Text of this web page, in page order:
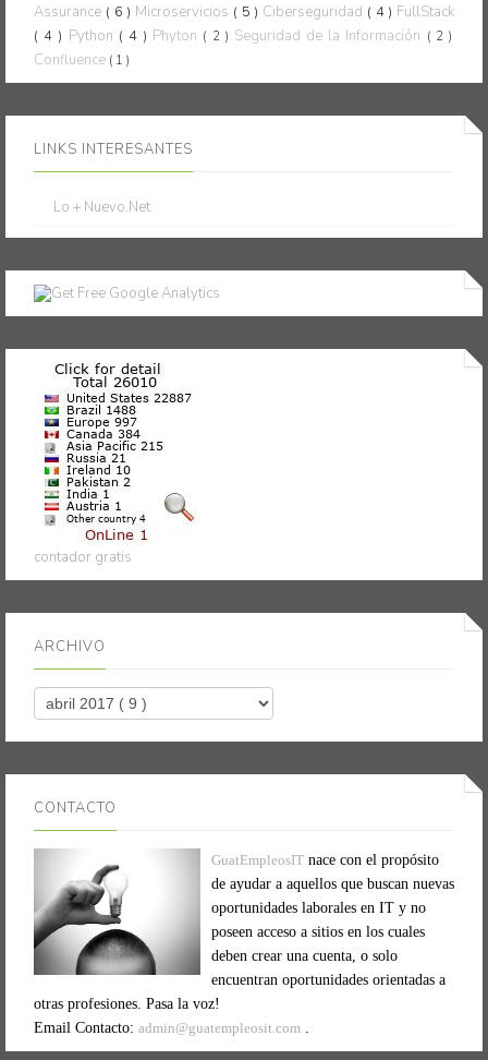
Assurance ( 6 ) Microservicios ( 5 ) Ciberseguridad ( 4 ) FullStack
( 4 ) Python ( 4 ) Phyton ( 2 ) Seguridad de la Información ( 2 )
Confluence ( 1 )
LINKS INTERESANTES
Lo + Nuevo.Net
contador gratis
ARCHIVO
CONTACTO
GuatEmpleosIT nace con el propósito
de ayudar a aquellos que buscan nuevas
oportunidades laborales en IT y no
poseen acceso a sitios en los cuales
deben crear una cuenta, o solo
encuentran oportunidades orientadas a
otras profesiones. Pasa la voz!
Email Contacto: admin@guatempleosit.com .